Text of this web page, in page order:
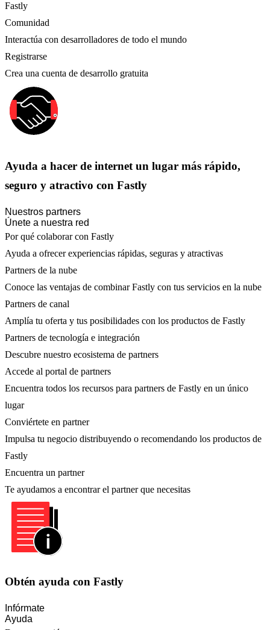
Fastly
Comunidad
Interactúa con desarrolladores de todo el mundo
Registrarse
Crea una cuenta de desarrollo gratuita
Ayuda a hacer de internet un lugar más rápido,
seguro y atractivo con Fastly
Nuestros partners
Únete a nuestra red
Por qué colaborar con Fastly
Ayuda a ofrecer experiencias rápidas, seguras y atractivas
Partners de la nube
Conoce las ventajas de combinar Fastly con tus servicios en la nube
Partners de canal
Amplía tu oferta y tus posibilidades con los productos de Fastly
Partners de tecnología e integración
Descubre nuestro ecosistema de partners
Accede al portal de partners
Encuentra todos los recursos para partners de Fastly en un único
lugar
Conviértete en partner
Impulsa tu negocio distribuyendo o recomendando los productos de
Fastly
Encuentra un partner
Te ayudamos a encontrar el partner que necesitas
Obtén ayuda con Fastly
Infórmate
Ayuda